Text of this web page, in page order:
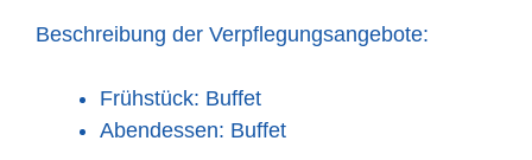
Beschreibung der Verpflegungsangebote:
Frühstück: Buffet
Abendessen: Buffet